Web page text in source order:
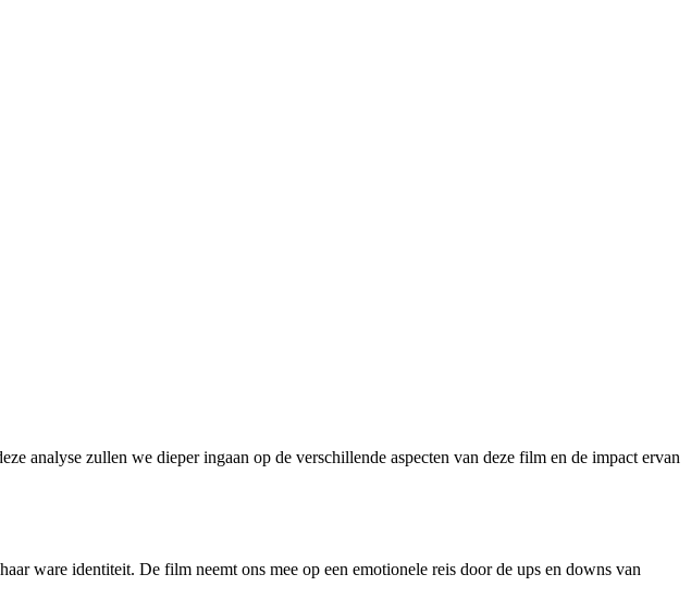
analyse zullen we dieper ingaan op de verschillende aspecten van deze film en de impact ervan
ware identiteit. De film neemt ons mee op een emotionele reis door de ups en downs van